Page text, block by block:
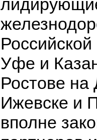
Уфе и
Ростове
Ижевске и
вполне